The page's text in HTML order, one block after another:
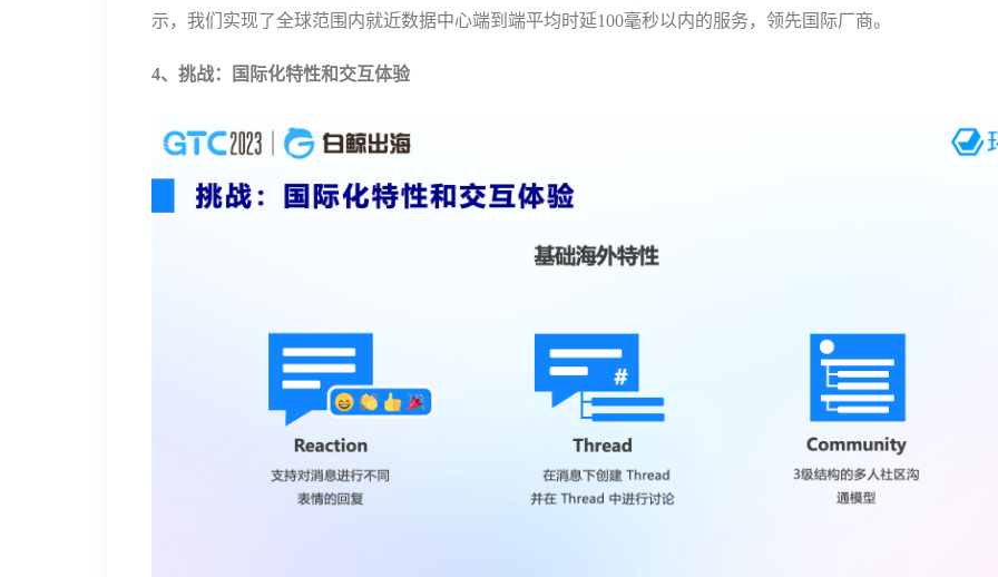
示，我们实现了全球范围内就近数据中心端到端平均时延100毫秒以内的服务，领先国际厂商。
4、挑战：国际化特性和交互体验